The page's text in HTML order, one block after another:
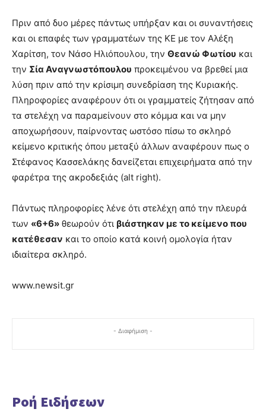
Πριν από δυο μέρες πάντως υπήρξαν και οι συναντήσεις
και οι επαφές των γραμματέων της ΚΕ με τον Αλέξη
Χαρίτση, τον Νάσο Ηλιόπουλου, την Θεανώ Φωτίου και
την Σία Αναγνωστόπουλου προκειμένου να βρεθεί μια
λύση πριν από την κρίσιμη συνεδρίαση της Κυριακής.
Πληροφορίες αναφέρουν ότι οι γραμματείς ζήτησαν από
τα στελέχη να παραμείνουν στο κόμμα και να μην
αποχωρήσουν, παίρνοντας ωστόσο πίσω το σκληρό
κείμενο κριτικής όπου μεταξύ άλλων αναφέρουν πως ο
Στέφανος Κασσελάκης δανείζεται επιχειρήματα από την
φαρέτρα της ακροδεξιάς (alt right).
Πάντως πληροφορίες λένε ότι στελέχη από την πλευρά
των «6+6» θεωρούν ότι βιάστηκαν με το κείμενο που
κατέθεσαν και το οποίο κατά κοινή ομολογία ήταν
ιδιαίτερα σκληρό.
www.newsit.gr
- Διαφήμιση -
Ροή Ειδήσεων